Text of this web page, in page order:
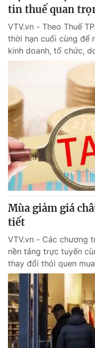
tin thuế quan
VTV.vn - Theo Thuế
thời hạn cuối cùng để
kinh doanh, tổ chức,
Mùa giảm giá
tiết
VTV.vn - Các chương
nền tảng trực tuyến
thay đổi thói quen